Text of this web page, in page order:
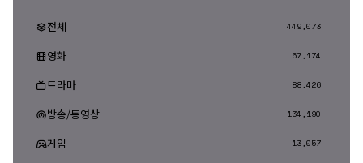
전체 449,073
영화 67,174
드라마 88,426
방송/동영상 134,190
게임 13,057